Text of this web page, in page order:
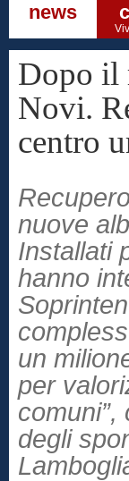
news
Dopo il
Novi.
centro
nuove
Installati
hanno
un
per
degli